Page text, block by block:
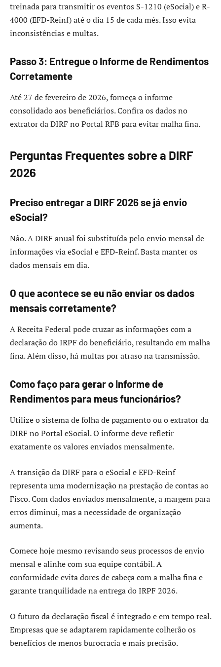
treinada para transmitir os eventos S-1210 (eSocial) e R-
4000 (EFD-Reinf) até o dia 15 de cada mês. Isso evita
inconsistências e multas.
Passo 3: Entregue o Informe de Rendimentos
Corretamente
Até 27 de fevereiro de 2026, forneça o informe
consolidado aos beneficiários. Confira os dados no
extrator da DIRF no Portal RFB para evitar malha fina.
Perguntas Frequentes sobre a DIRF
2026
Preciso entregar a DIRF 2026 se já envio
eSocial?
Não. A DIRF anual foi substituída pelo envio mensal de
informações via eSocial e EFD-Reinf. Basta manter os
dados mensais em dia.
O que acontece se eu não enviar os dados
mensais corretamente?
A Receita Federal pode cruzar as informações com a
declaração do IRPF do beneficiário, resultando em malha
fina. Além disso, há multas por atraso na transmissão.
Como faço para gerar o Informe de
Rendimentos para meus funcionários?
Utilize o sistema de folha de pagamento ou o extrator da
DIRF no Portal eSocial. O informe deve refletir
exatamente os valores enviados mensalmente.
A transição da DIRF para o eSocial e EFD-Reinf
representa uma modernização na prestação de contas ao
Fisco. Com dados enviados mensalmente, a margem para
erros diminui, mas a necessidade de organização
aumenta.
Comece hoje mesmo revisando seus processos de envio
mensal e alinhe com sua equipe contábil. A
conformidade evita dores de cabeça com a malha fina e
garante tranquilidade na entrega do IRPF 2026.
O futuro da declaração fiscal é integrado e em tempo real.
Empresas que se adaptarem rapidamente colherão os
benefícios de menos burocracia e mais precisão.